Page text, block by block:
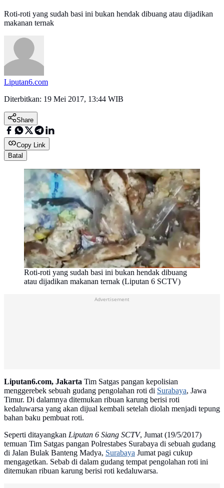
Roti-roti yang sudah basi ini bukan hendak dibuang atau dijadikan
makanan ternak
Liputan6.com
Diterbitkan: 19 Mei 2017, 13:44 WIB
Share
Copy Link
Batal
Roti-roti yang sudah basi ini bukan hendak dibuang
atau dijadikan makanan ternak (Liputan 6 SCTV)
Advertisement
Liputan6.com, Jakarta Tim Satgas pangan kepolisian
menggerebek sebuah gudang pengolahan roti di Surabaya, Jawa
Timur. Di dalamnya ditemukan ribuan karung berisi roti
kedaluwarsa yang akan dijual kembali setelah diolah menjadi tepung
bahan baku pembuat roti.
Seperti ditayangkan Liputan 6 Siang SCTV, Jumat (19/5/2017)
temuan Tim Satgas pangan Polrestabes Surabaya di sebuah gudang
di Jalan Bulak Banteng Madya, Surabaya Jumat pagi cukup
mengagetkan. Sebab di dalam gudang tempat pengolahan roti ini
ditemukan ribuan karung berisi roti kedaluwarsa.